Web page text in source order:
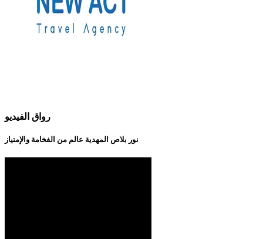
رواق الفيديو
نور بلاص المهدية عالم من الفخامة والإمتياز